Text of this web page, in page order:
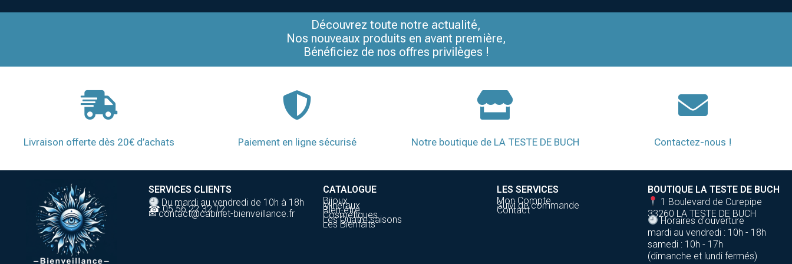
Découvrez toute notre actualité,
Nos nouveaux produits en avant première,
Bénéficiez de nos offres privilèges !
Livraison offerte dès 20€ d’achats Paiement en ligne sécurisé Notre boutique de LA TESTE DE BUCH Contactez-nous !
SERVICES CLIENTS
Du mardi au vendredi de 10h à 18h
☎ 05 56 22 32 12
✉ contact@cabinet-bienveillance.fr
CATALOGUE
Bijoux
Minéraux
Bien-être
Cosmétiques
Les Quatre saisons
Les Bienfaits
LES SERVICES
Mon Compte
Suivi de commande
Contact
BOUTIQUE LA TESTE DE BUCH
1 Boulevard de Curepipe
33260 LA TESTE DE BUCH
Horaires d'ouverture
mardi au vendredi : 10h - 18h
samedi : 10h - 17h
(dimanche et lundi fermés)